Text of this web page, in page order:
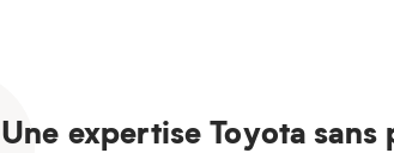
Une expertise Toyota sans